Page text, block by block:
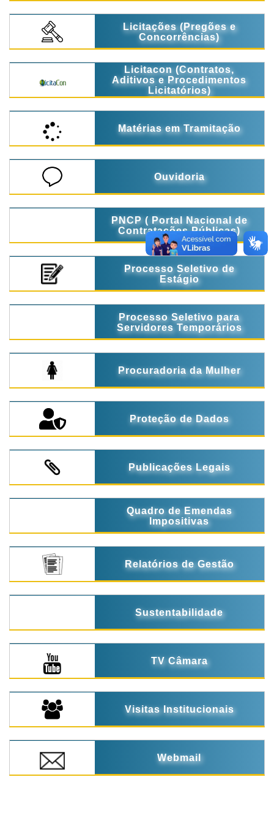
Licitações (Pregões e
Concorrências)
Licitacon (Contratos,
Aditivos e Procedimentos
Licitatórios)
Matérias em Tramitação
Ouvidoria
PNCP ( Portal Nacional de
Contratações Públicas)
Processo Seletivo de
Estágio
Processo Seletivo para
Servidores Temporários
Procuradoria da Mulher
Proteção de Dados
Publicações Legais
Quadro de Emendas
Impositivas
Relatórios de Gestão
Sustentabilidade
TV Câmara
Visitas Institucionais
Webmail